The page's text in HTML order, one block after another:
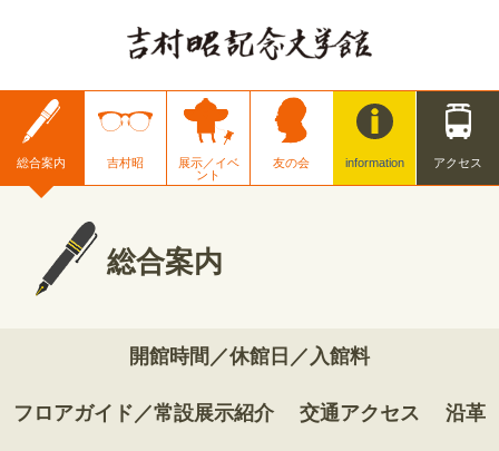
総合案内 吉村昭
展示／イベ
ント
友の会 information アクセス
総合案内
開館時間／休館日／入館料
フロアガイド／常設展示紹介 交通アクセス 沿革